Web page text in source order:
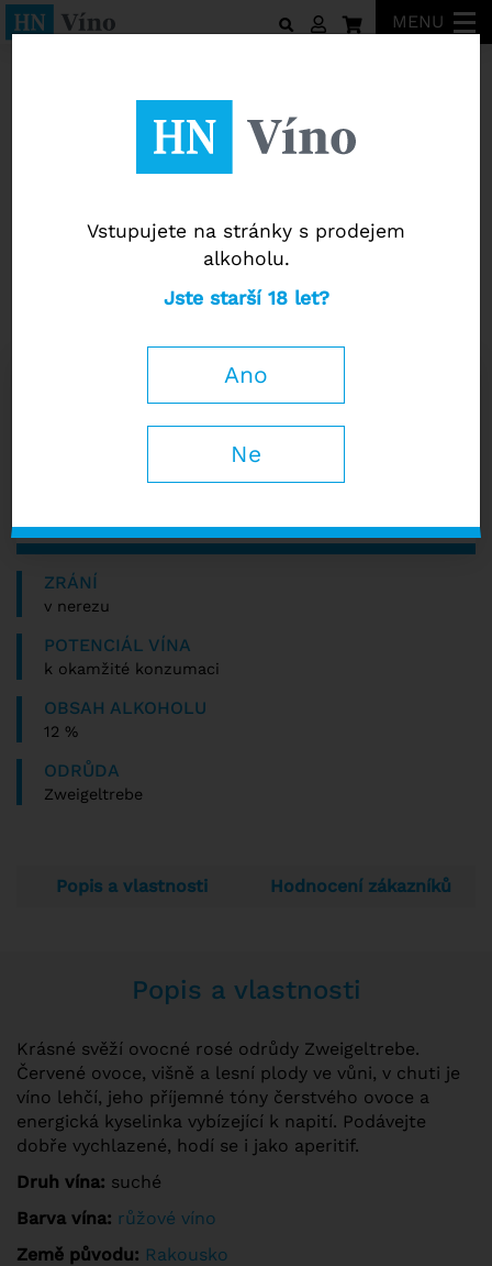
MENU
Rosé vom Blauen Zweigelt 2021
−
ZRÁNÍ
v nerezu
POTENCIÁL VÍNA
k okamžité konzumaci
OBSAH ALKOHOLU
12 %
ODRŮDA
Zweigeltrebe
Popis a vlastnosti Hodnocení zákazníků
Popis a vlastnosti
Krásné svěží ovocné rosé odrůdy Zweigeltrebe.
Červené ovoce, višně a lesní plody ve vůni, v chuti je
víno lehčí, jeho příjemné tóny čerstvého ovoce a
energická kyselinka vybízející k napití. Podávejte
dobře vychlazené, hodí se i jako aperitif.
Druh vína: suché
Barva vína: růžové víno
Země původu: Rakousko
Vstupujete na stránky s prodejem
alkoholu.
Jste starší 18 let?
Ano
Ne